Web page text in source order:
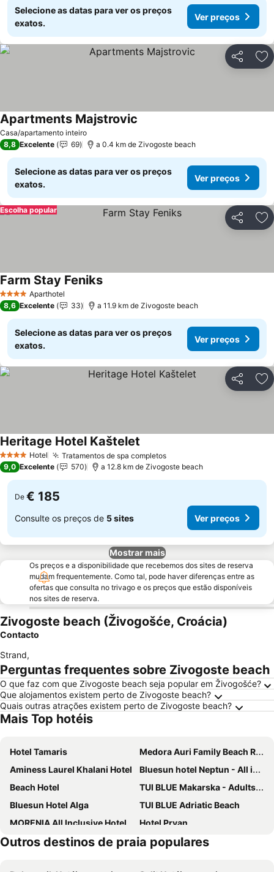
Selecione as datas para ver os preços
exatos.
Ver preços
Partilhar
Casa/apartamento inteiro
Apartments Majstrovic
8,8 Excelente 69 a 0.4 km de Zivogoste beach
Selecione as datas para ver os preços
exatos.
Ver preços
Partilhar
Escolha popular
4 EstrelasAparthotel
Farm Stay Feniks
8,6 Excelente 33 a 11.9 km de Zivogoste beach
Selecione as datas para ver os preços
exatos.
Ver preços
Partilhar
4 EstrelasHotel Tratamentos de spa completos
Heritage Hotel Kaštelet
9,0 Excelente 570 a 12.8 km de Zivogoste beach
De € 185
Consulte os preços de 5 sites Ver preços
Mostrar mais
Os preços e a disponibilidade que recebemos dos sites de reserva
mudam frequentemente. Como tal, pode haver diferenças entre as
ofertas que consulta no trivago e os preços que estão disponíveis
nos sites de reserva.
Zivogoste beach (Živogošće, Croácia)
Contacto
Strand,
Perguntas frequentes sobre Zivogoste beach
O que faz com que Zivogoste beach seja popular em Živogošće?
Que alojamentos existem perto de Zivogoste beach?
Quais outras atrações existem perto de Zivogoste beach?
Mais Top hotéis
Hotel Tamaris
Medora Auri Family Beach Resort
Aminess Laurel Khalani Hotel
Bluesun hotel Neptun - All inclusive
Beach Hotel
TUI BLUE Makarska - Adults Only
Bluesun Hotel Alga
TUI BLUE Adriatic Beach
MORENIA All Inclusive Hotel
Hotel Prvan
[PLACES] Dalmacija by Valamar
Hotel Biokovo
Outros destinos de praia populares